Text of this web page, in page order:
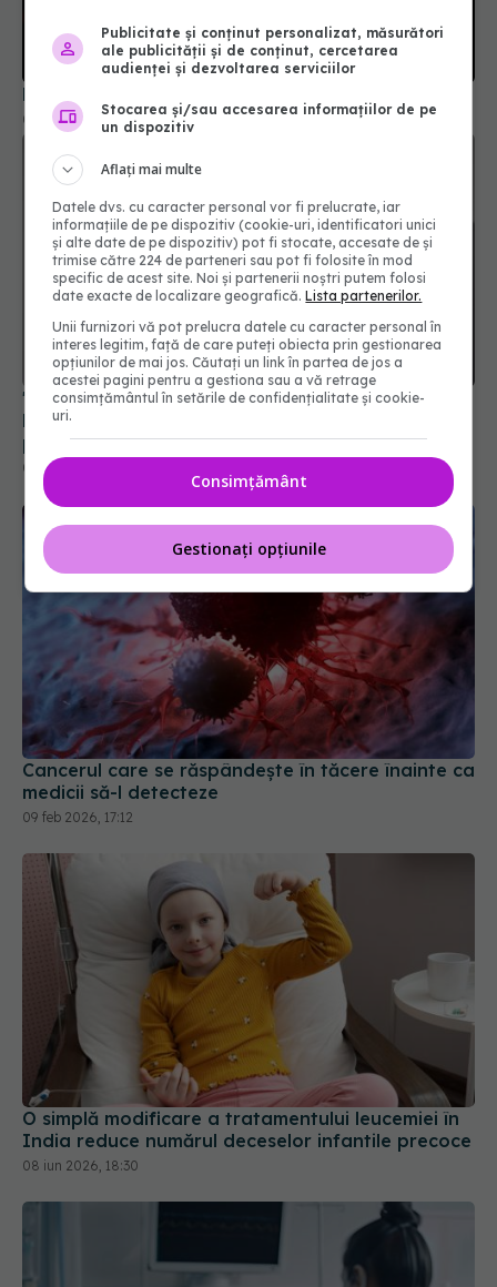
De ce cancerul la inimă este extrem de rar
04 sep 2025, 15:50
"Nu există cancere, ci există pacienți cu cancer".
Prof. univ. dr. Cătălina Poiană: Debusolarea
pacientului este majoră
04 feb 2026, 14:21
Cancerul care se răspândește în tăcere înainte ca
medicii să-l detecteze
09 feb 2026, 17:12
O simplă modificare a tratamentului leucemiei în
India reduce numărul deceselor infantile precoce
08 iun 2026, 18:30
Publicitate și conținut personalizat, măsurători
ale publicității și de conținut, cercetarea
audienței și dezvoltarea serviciilor
Stocarea și/sau accesarea informațiilor de pe
un dispozitiv
Aflați mai multe
Datele dvs. cu caracter personal vor fi prelucrate, iar
informațiile de pe dispozitiv (cookie-uri, identificatori unici
și alte date de pe dispozitiv) pot fi stocate, accesate de și
trimise către 224 de parteneri sau pot fi folosite în mod
specific de acest site. Noi și partenerii noștri putem folosi
date exacte de localizare geografică.Lista partenerilor.
Unii furnizori vă pot prelucra datele cu caracter personal în
interes legitim, față de care puteți obiecta prin gestionarea
opțiunilor de mai jos. Căutați un link în partea de jos a
acestei pagini pentru a gestiona sau a vă retrage
consimțământul în setările de confidențialitate și cookie-
uri.
Consimțământ
Gestionați opțiunile